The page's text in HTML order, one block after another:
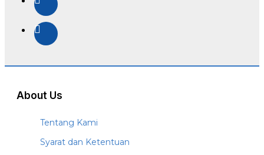
About Us
Tentang Kami
Syarat dan Ketentuan